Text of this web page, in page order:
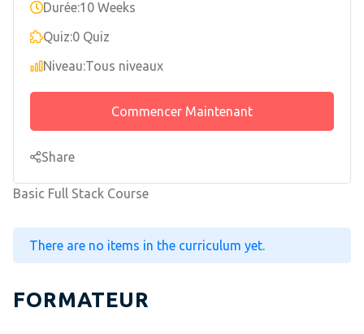
Basic Full Stack Course
There are no items in the curriculum yet.
FORMATEUR
Durée:10 Weeks
Quiz:0 Quiz
Niveau:Tous niveaux
Commencer Maintenant
Share